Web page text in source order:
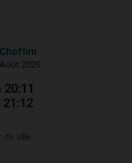
Choftim
2026
20:11
21:12
de ville